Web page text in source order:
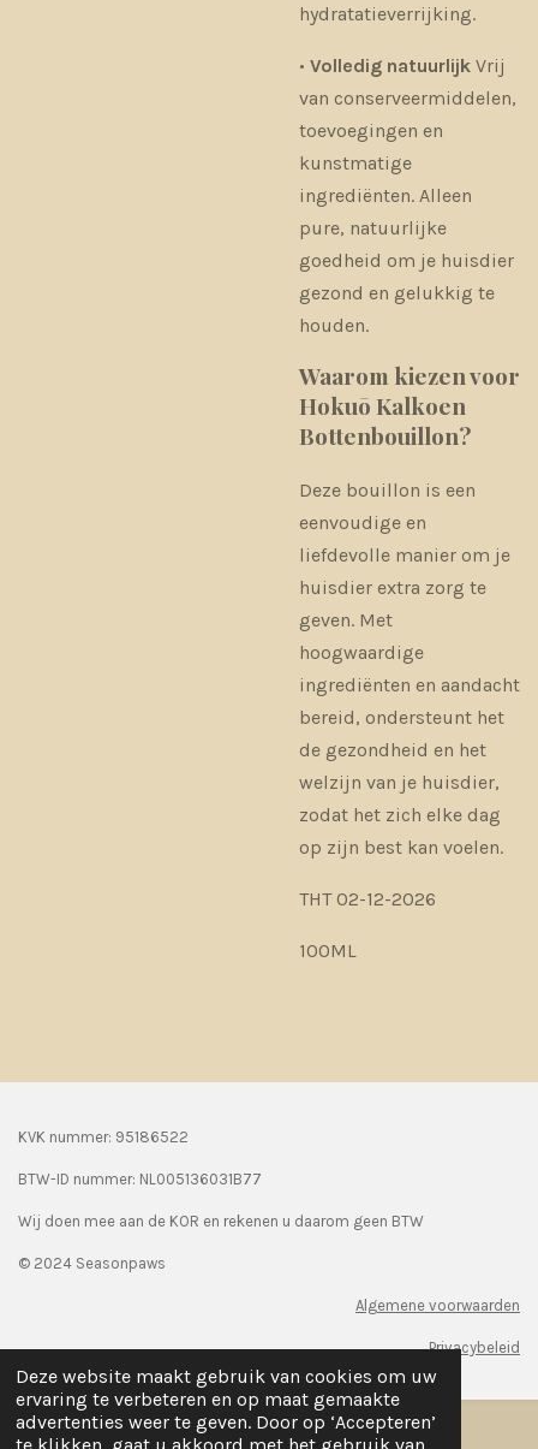
Deze website maakt gebruik van cookies om uw
ervaring te verbeteren en op maat gemaakte
advertenties weer te geven. Door op ‘Accepteren’
hydratatieverrijking.
• Volledig natuurlijk Vrij
van conserveermiddelen,
toevoegingen en
kunstmatige
ingrediënten. Alleen
pure, natuurlijke
goedheid om je huisdier
gezond en gelukkig te
houden.
Waarom kiezen voor
Hokuō Kalkoen
Bottenbouillon?
Deze bouillon is een
eenvoudige en
liefdevolle manier om je
huisdier extra zorg te
geven. Met
hoogwaardige
ingrediënten en aandacht
bereid, ondersteunt het
de gezondheid en het
welzijn van je huisdier,
zodat het zich elke dag
op zijn best kan voelen.
THT 02-12-2026
100ML
KVK nummer: 95186522
BTW-ID nummer: NL005136031B77
Wij doen mee aan de KOR en rekenen u daarom geen BTW
© 2024 Seasonpaws
Algemene voorwaarden
Privacybeleid